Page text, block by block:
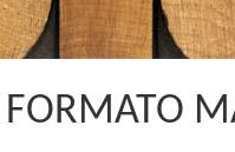
FORMATO